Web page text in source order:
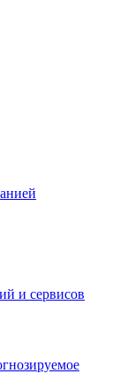
и сервисов